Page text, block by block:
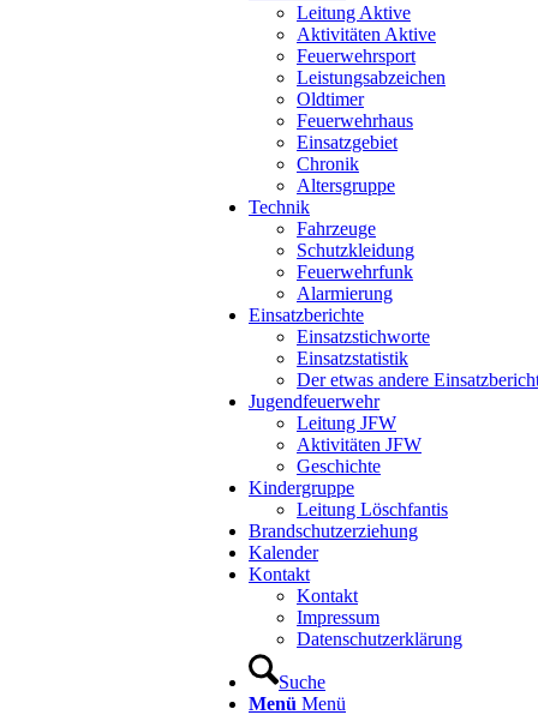
Leitung Aktive
Aktivitäten Aktive
Feuerwehrsport
Leistungsabzeichen
Oldtimer
Feuerwehrhaus
Einsatzgebiet
Chronik
Altersgruppe
Technik
Fahrzeuge
Schutzkleidung
Feuerwehrfunk
Alarmierung
Einsatzberichte
Einsatzstichworte
Einsatzstatistik
Der etwas andere
Jugendfeuerwehr
Leitung JFW
Aktivitäten JFW
Geschichte
Kindergruppe
Leitung Löschfantis
Brandschutzerziehung
Kalender
Kontakt
Kontakt
Impressum
Datenschutzerklärung
Suche
Menü Menü